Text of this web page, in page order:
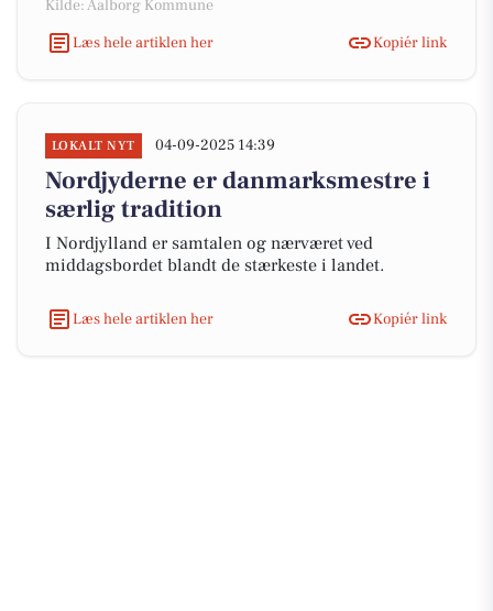
Kilde: Aalborg Kommune
Læs hele artiklen her
Kopiér link
LOKALT NYT 04-09-2025 14:39
Nordjyderne er danmarksmestre i
særlig tradition
I Nordjylland er samtalen og nærværet ved
middagsbordet blandt de stærkeste i landet.
Læs hele artiklen her Kopiér link